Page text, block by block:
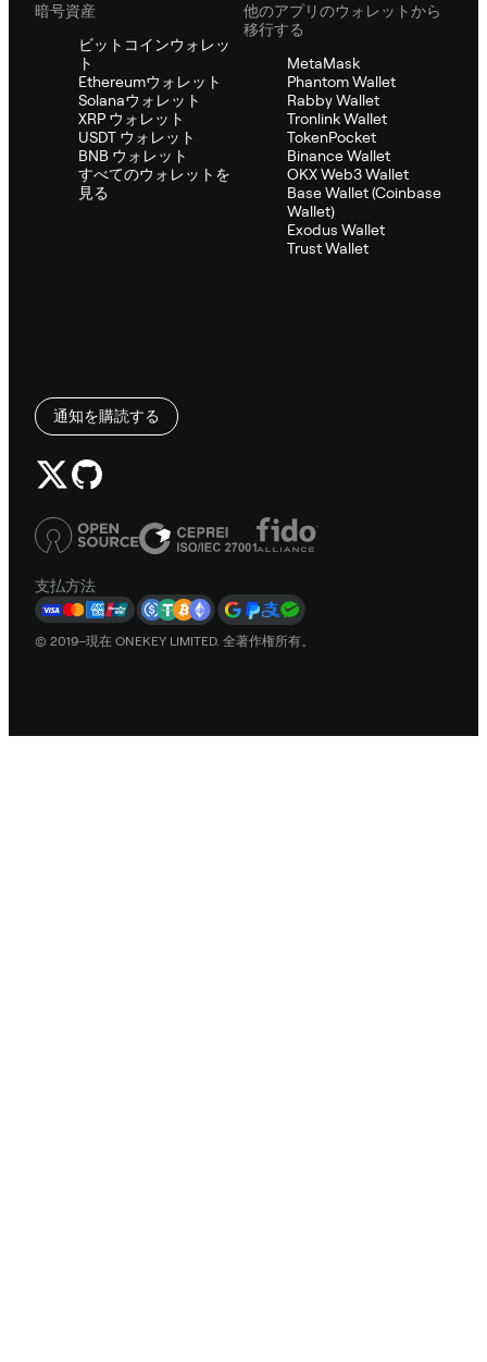
暗号資産
ビットコインウォレッ
ト
Ethereumウォレット
Solanaウォレット
XRP ウォレット
USDT ウォレット
BNB ウォレット
すべてのウォレットを
見る
他のアプリのウォレットから
移行する
MetaMask
Phantom Wallet
Rabby Wallet
Tronlink Wallet
TokenPocket
Binance Wallet
OKX Web3 Wallet
Base Wallet (Coinbase
Wallet)
Exodus Wallet
Trust Wallet
通知を購読する
支払方法
© 2019–現在 ONEKEY LIMITED. 全著作権所有。